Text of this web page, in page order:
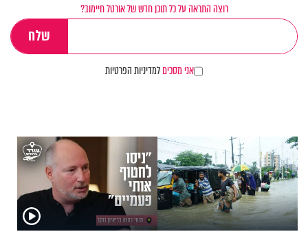
רוצה התראה על כל תוכן חדש של אורטל חיימוב?
אני מסכיםלמדיניות הפרטיות